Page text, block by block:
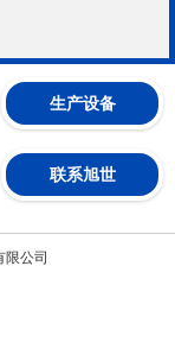
生产设备
联系旭世
公司